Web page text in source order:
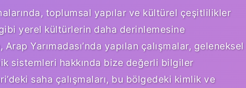
toplumsal yapılar ve kültürel çeşitlilikler
yerel kültürlerin daha derinlemesine
Yarımadası’nda yapılan çalışmalar, geleneksel
sistemleri hakkında bize değerli bilgiler
saha çalışmaları, bu bölgedeki kimlik ve